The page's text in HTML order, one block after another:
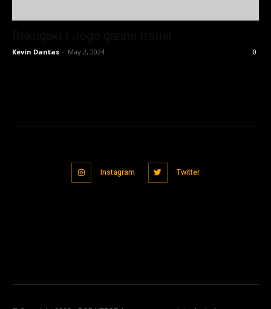
Kevin Dantas - May 2, 2024 0
Instagram Twitter